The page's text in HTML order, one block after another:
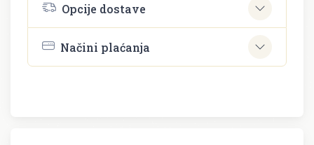
Opcije dostave
Načini plaćanja